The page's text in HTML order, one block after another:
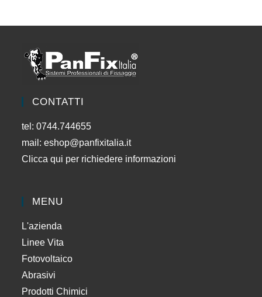
CONTATTI
tel: 0744.744655
mail:eshop@panfixitalia.it
Clicca qui per richiedere informazioni
MENU
L'azienda
Linee Vita
Fotovoltaico
Abrasivi
Prodotti Chimici